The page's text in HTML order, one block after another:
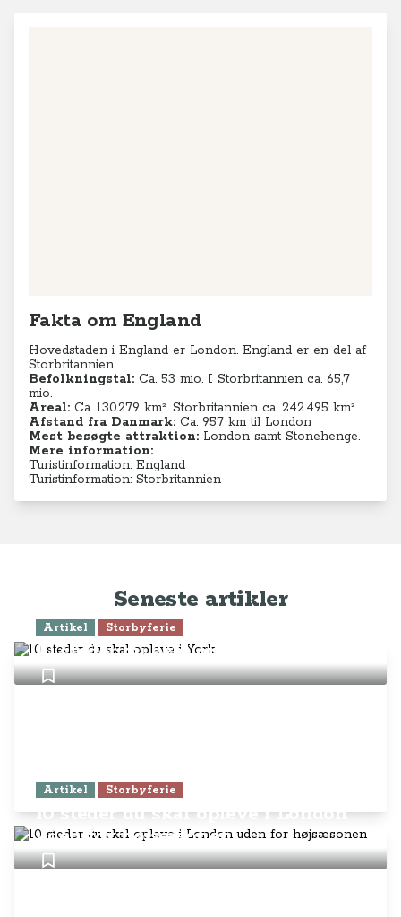
Fakta om England
Hovedstaden i England er London. England er en del af
Storbritannien.
Befolkningstal: Ca. 53 mio. I Storbritannien ca. 65,7
mio.
Areal: Ca. 130.279 km². Storbritannien ca. 242.495 km²
Afstand fra Danmark: Ca. 957 km til London
Mest besøgte attraktion: London samt Stonehenge.
Mere information:
Turistinformation: England
Turistinformation: Storbritannien
Seneste artikler
Artikel Storbyferie
10 steder du skal opleve i York
Artikel Storbyferie
10 steder du skal opleve i London
uden for højsæsonen